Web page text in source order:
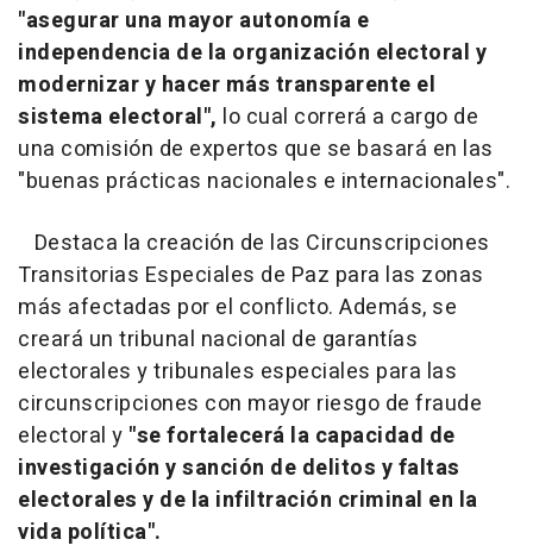
"asegurar una mayor autonomía e
independencia de la organización electoral y
modernizar y hacer más transparente el
sistema electoral", lo cual correrá a cargo de
una comisión de expertos que se basará en las
"buenas prácticas nacionales e internacionales".
Destaca la creación de las Circunscripciones
Transitorias Especiales de Paz para las zonas
más afectadas por el conflicto. Además, se
creará un tribunal nacional de garantías
electorales y tribunales especiales para las
circunscripciones con mayor riesgo de fraude
electoral y "se fortalecerá la capacidad de
investigación y sanción de delitos y faltas
electorales y de la infiltración criminal en la
vida política".